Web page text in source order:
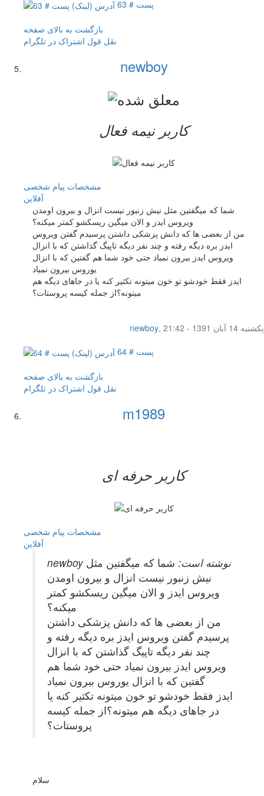
پست # 63
بازگشت به بالای صفحه
نقل قول اشتراک در تلگرام
newboy
کاربر نيمه فعال
مشخصات پیام شخصی
آفلاين
شما که میگفتین مثل نیش زنبور نیست انزال و بیرون اومدن
ویروس ایدز و الان میگین ریسکشو کمتر میکنه؟
من از بعضی ها که دانش پزشکی داشتن پرسیدم گفتن ویروس
ایدز بره دیگه رفته و چند نفر دیگه تاپیگ گذاشتن که با انزال
ویروس ایدز بیرون نمیاد حتی خود شما هم گفتین که با انزال
یوروس بیرون نمیاد
ایدز فقط خودشو تو خون میتونه تکثیر کنه یا در جاهای دیگه هم
میتونه؟از جمله کیسه پروستات؟
newboy,
یکشنبه 14 آبان 1391 - 21:42
پست # 64
بازگشت به بالای صفحه
نقل قول اشتراک در تلگرام
m1989
کاربر حرفه ای
مشخصات پیام شخصی
آفلاين
newboy نوشته است: شما که میگفتین مثل
نیش زنبور نیست انزال و بیرون اومدن
ویروس ایدز و الان میگین ریسکشو کمتر
میکنه؟
من از بعضی ها که دانش پزشکی داشتن
پرسیدم گفتن ویروس ایدز بره دیگه رفته و
چند نفر دیگه تاپیگ گذاشتن که با انزال
ویروس ایدز بیرون نمیاد حتی خود شما هم
گفتین که با انزال یوروس بیرون نمیاد
ایدز فقط خودشو تو خون میتونه تکثیر کنه یا
در جاهای دیگه هم میتونه؟از جمله کیسه
پروستات؟
سلام